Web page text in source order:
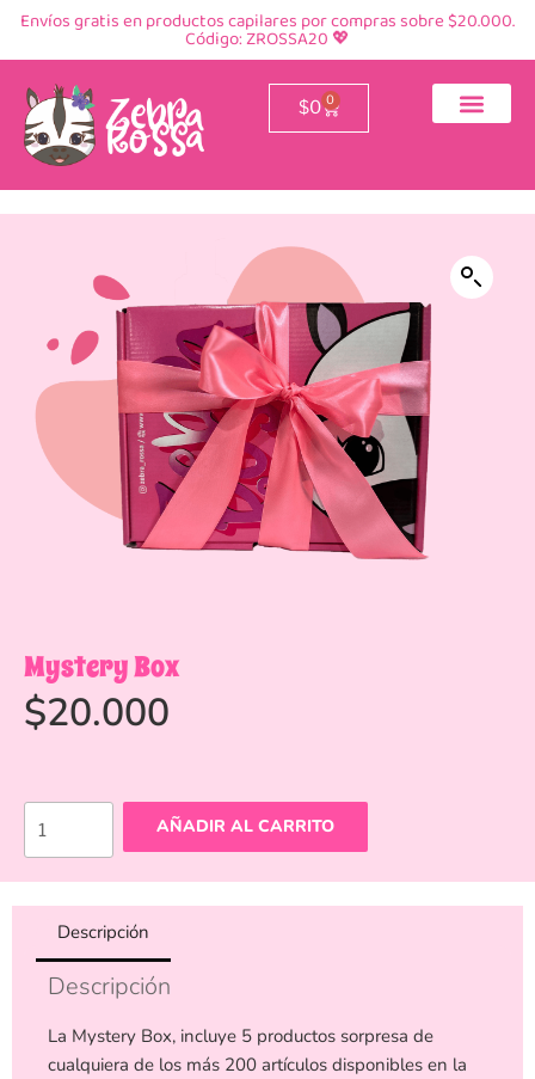
Envíos gratis en productos capilares por compras sobre $20.000.
Código: ZROSSA20 💖
$0 0
Mystery Box
$20.000
AÑADIR AL CARRITO
Descripción
Descripción
La Mystery Box, incluye 5 productos sorpresa de
cualquiera de los más 200 artículos disponibles en la